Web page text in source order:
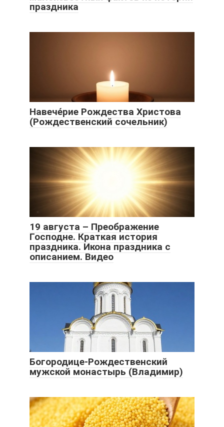
праздника
Навече́рие Рождества Христова
(Рождественский сочельник)
19 августа – Преображение
Господне. Краткая история
праздника. Икона праздника с
описанием. Видео
Богородице-Рождественский
мужской монастырь (Владимир)